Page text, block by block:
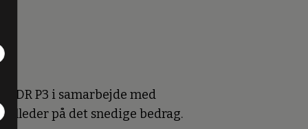
DR P3 i samarbejde med
på det snedige bedrag.